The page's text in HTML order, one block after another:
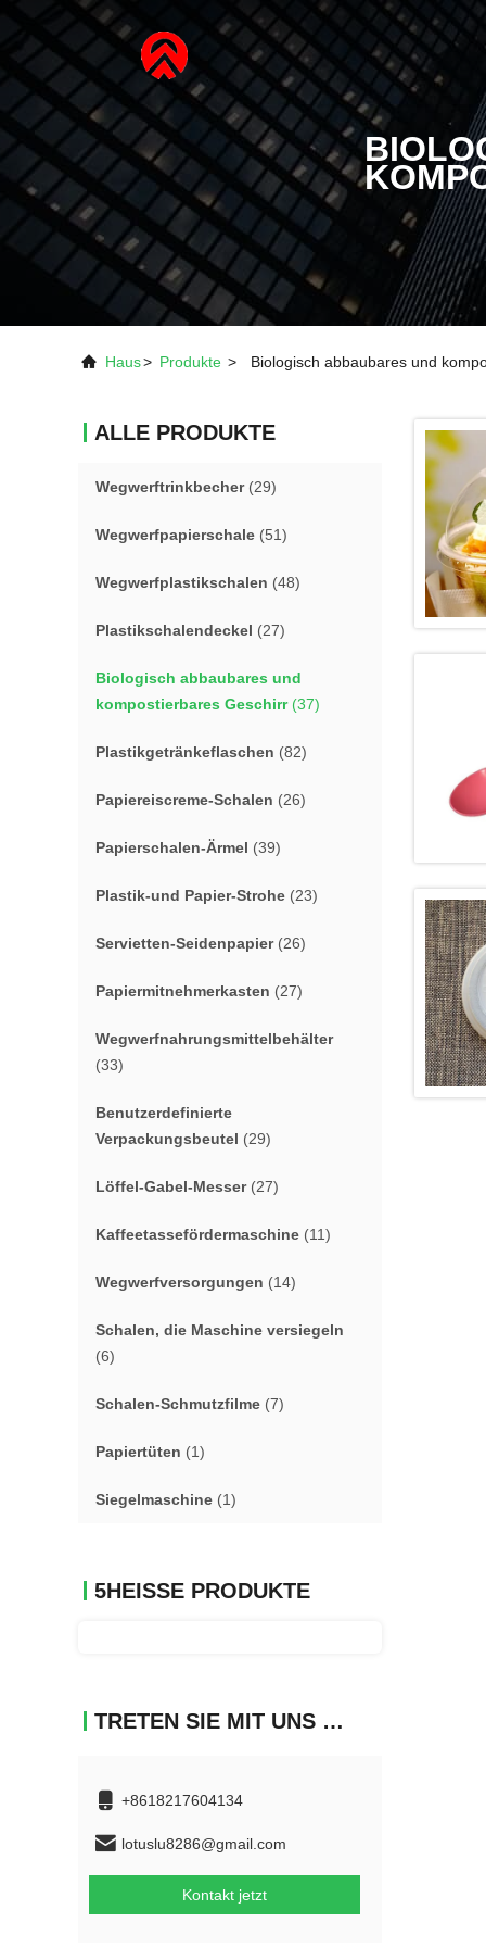
Haus> Produkte > Biologisch abbaubares und
ALLE PRODUKTE
Wegwerftrinkbecher(29)
Wegwerfpapierschale (51)
Wegwerfplastikschalen (48)
Plastikschalendeckel (27)
Biologisch abbaubares und
kompostierbares Geschirr(37)
Plastikgetränkeflaschen (82)
Papiereiscreme-Schalen (26)
Papierschalen-Ärmel (39)
Plastik-und Papier-Strohe (23)
Servietten-Seidenpapier(26)
Papiermitnehmerkasten (27)
Wegwerfnahrungsmittelbehälter
(33)
Benutzerdefinierte
Verpackungsbeutel (29)
Löffel-Gabel-Messer(27)
Kaffeetassefördermaschine (11)
Wegwerfversorgungen (14)
Schalen, die Maschine versiegeln
(6)
Schalen-Schmutzfilme (7)
Papiertüten (1)
Siegelmaschine (1)
5HEISSE PRODUKTE
TRETEN SIE MIT UNS IN VERBINDUNG
+8618217604134
lotuslu8286@gmail.com
Kontakt jetzt